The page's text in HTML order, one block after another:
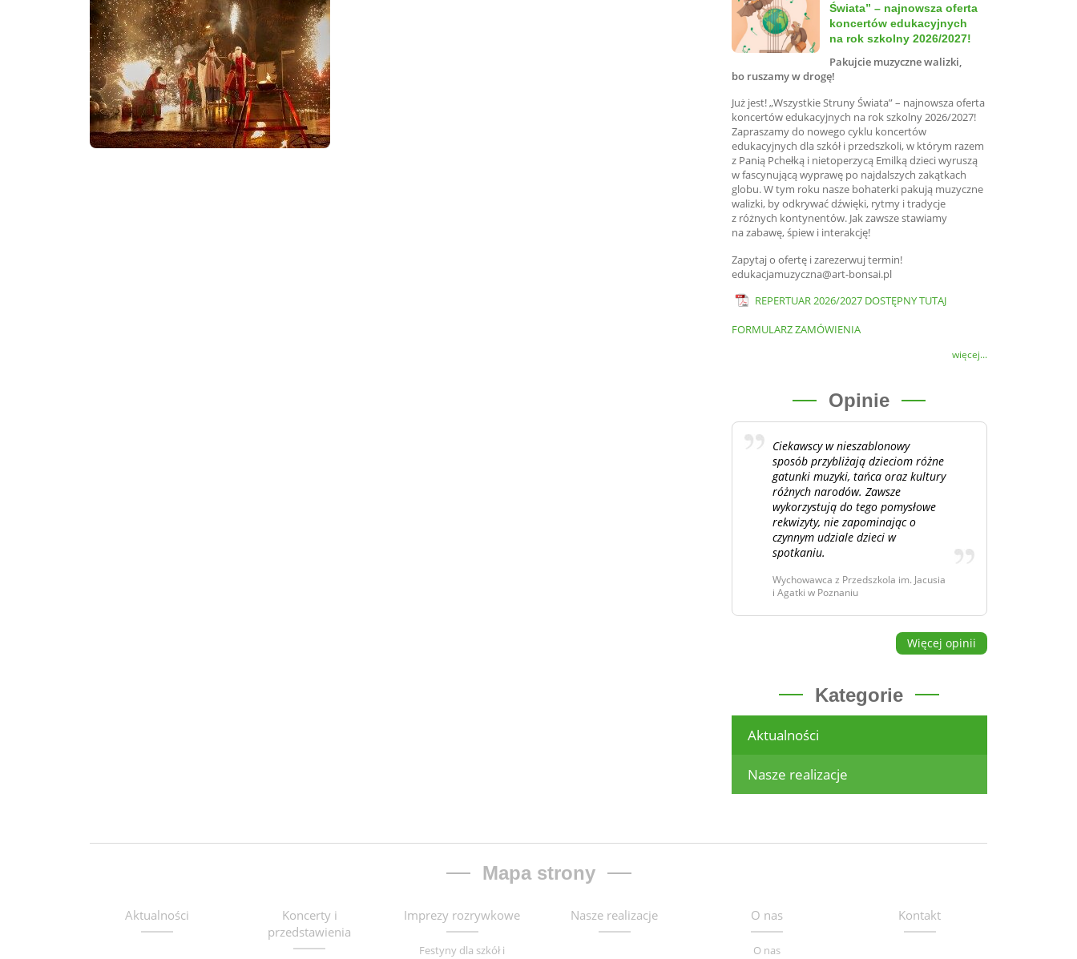
Świata” – najnowsza oferta
koncertów edukacyjnych
na rok szkolny 2026/2027!
Pakujcie muzyczne walizki,
bo ruszamy w drogę!
Już jest! „Wszystkie Struny Świata” – najnowsza oferta
koncertów edukacyjnych na rok szkolny 2026/2027!
Zapraszamy do nowego cyklu koncertów
edukacyjnych dla szkół i przedszkoli, w którym razem
z Panią Pchełką i nietoperzycą Emilką dzieci wyruszą
w fascynującą wyprawę po najdalszych zakątkach
globu. W tym roku nasze bohaterki pakują muzyczne
walizki, by odkrywać dźwięki, rytmy i tradycje
z różnych kontynentów. Jak zawsze stawiamy
na zabawę, śpiew i interakcję!
Zapytaj o ofertę i zarezerwuj termin!
edukacjamuzyczna@art-bonsai.pl
REPERTUAR 2026/2027 DOSTĘPNY TUTAJ
FORMULARZ ZAMÓWIENIA
więcej...
Opinie
Ciekawscy w nieszablonowy
sposób przybliżają dzieciom różne
gatunki muzyki, tańca oraz kultury
różnych narodów. Zawsze
wykorzystują do tego pomysłowe
rekwizyty, nie zapominając o
czynnym udziale dzieci w
spotkaniu.
Wychowawca z Przedszkola im. Jacusia
i Agatki w Poznaniu
Więcej opinii
Kategorie
Aktualności
Nasze realizacje
Mapa strony
Aktualności
Koncerty i
przedstawienia
Imprezy rozrywkowe
Festyny dla szkół i
Nasze realizacje O nas
O nas
Kontakt